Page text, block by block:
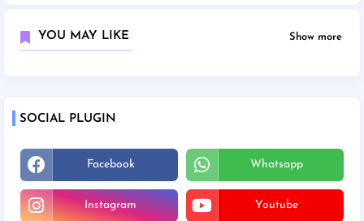
YOU MAY LIKE Show more
SOCIAL PLUGIN
Facebook Whatsapp
Instagram Youtube